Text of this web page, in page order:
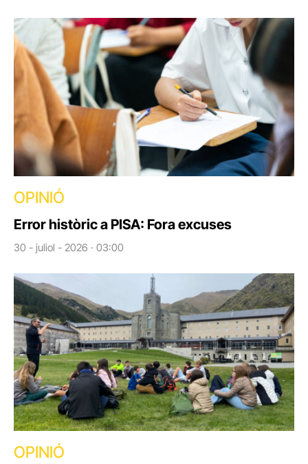
OPINIÓ
Error històric a PISA: Fora excuses
30 - juliol - 2026 · 03:00
OPINIÓ